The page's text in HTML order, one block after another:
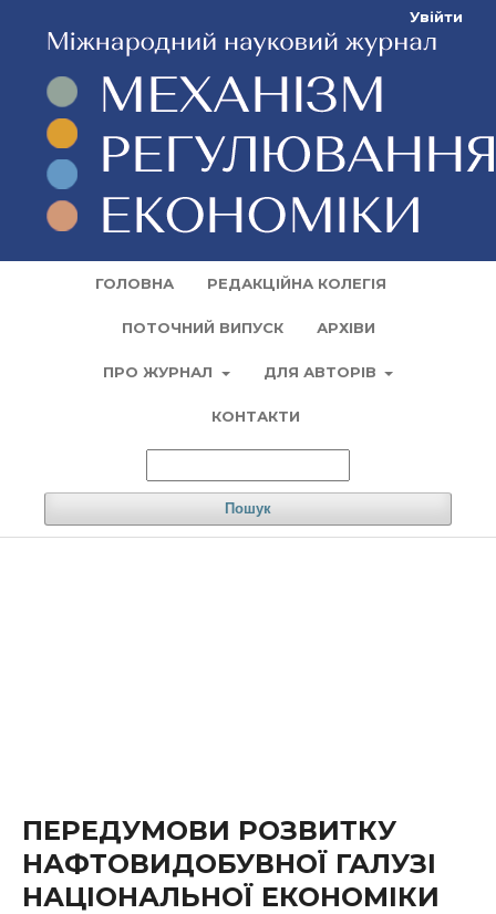
ГОЛОВНА РЕДАКЦІЙНА КОЛЕГІЯ
ПОТОЧНИЙ ВИПУСК АРХІВИ
ПРО ЖУРНАЛ ДЛЯ АВТОРІВ
КОНТАКТИ
Пошук
Увійти
ПЕРЕДУМОВИ РОЗВИТКУ
НАФТОВИДОБУВНОЇ ГАЛУЗІ
НАЦІОНАЛЬНОЇ ЕКОНОМІКИ